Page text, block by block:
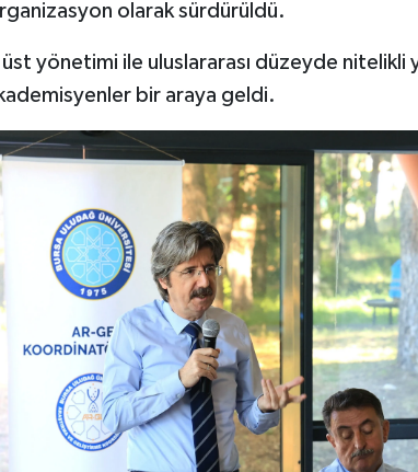
olarak sürdürüldü.
yönetimi ile uluslararası düzeyde nitelikli
bir araya geldi.